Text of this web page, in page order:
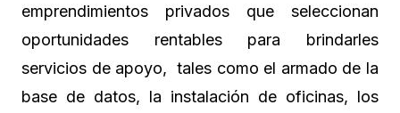
emprendimientos privados que seleccionan
oportunidades rentables para brindarles
servicios de apoyo, tales como el armado de la
base de datos, la instalación de oficinas, los